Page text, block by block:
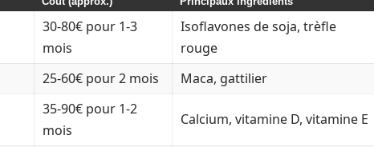
30-80€ pour 1-3
mois
Isoflavones de soja, trèfle
rouge
25-60€ pour 2 mois
Maca, gattilier
35-90€ pour 1-2
mois
Calcium, vitamine D, vitamine E